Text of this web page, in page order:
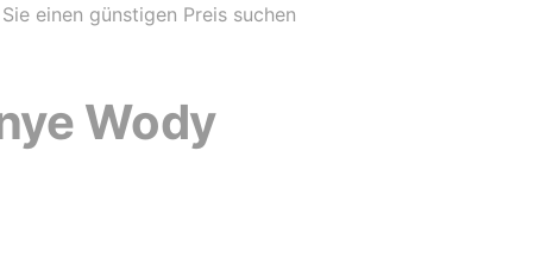
einen günstigen Preis suchen
Wody